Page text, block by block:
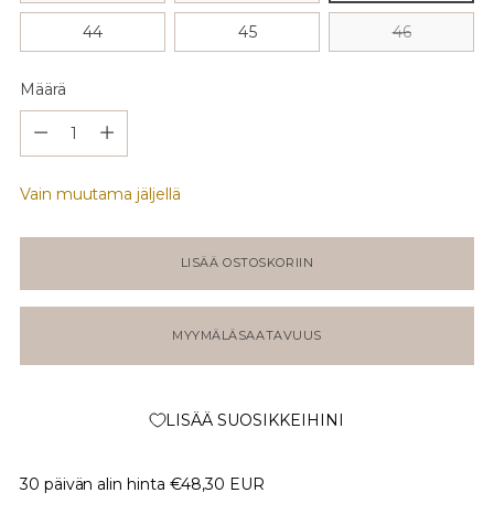
44 45 46
Määrä
Vain muutama jäljellä
LISÄÄ OSTOSKORIIN
MYYMÄLÄSAATAVUUS
LISÄÄ SUOSIKKEIHINI
30 päivän alin hinta €48,30 EUR